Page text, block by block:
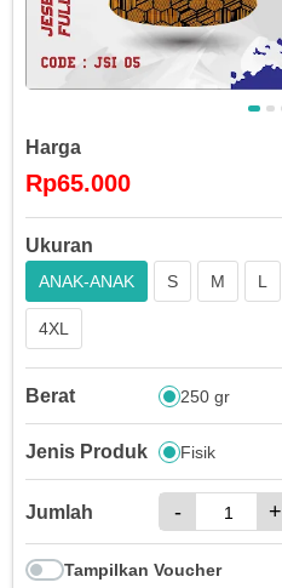
Harga
Rp65.000
Ukuran
ANAK-ANAK S M L
4XL
Berat 250 gr
Jenis Produk Fisik
Jumlah - +
Tampilkan Voucher